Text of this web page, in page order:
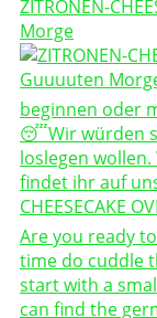
ZITRONEN-
Morge